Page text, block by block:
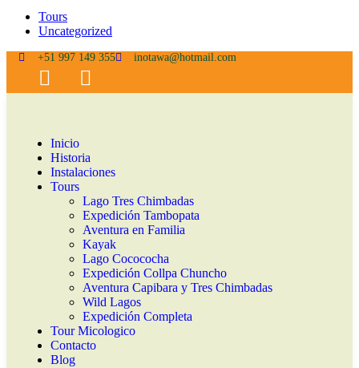
Tours
Uncategorized
+51 997 149 355 inotawa@hotmail.com
Inicio
Historia
Instalaciones
Tours
Lago Tres Chimbadas
Expedición Tambopata
Aventura en Familia
Kayak
Lago Cocococha
Expedición Collpa Chuncho
Aventura Capibara y Tres Chimbadas
Wild Lagos
Expedición Completa
Tour Micologico
Contacto
Blog